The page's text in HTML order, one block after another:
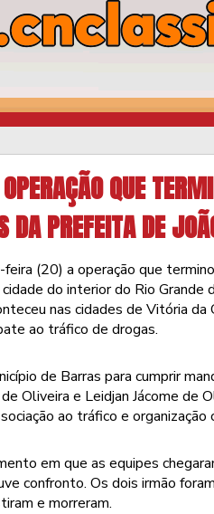
QUE
DA PREFEITA DE
(20) a operação que
cidade do interior do Rio Grande
nas cidades de Vitória da
ao tráfico de drogas.
de Barras para cumprir
Oliveira e Leidjan Jácome de
ao tráfico e organização
em que as equipes
confronto. Os dois irmão
e morreram.